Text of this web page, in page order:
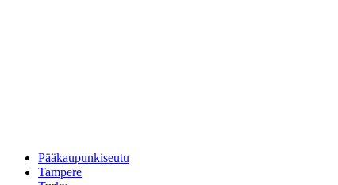
Pääkaupunkiseutu
Tampere